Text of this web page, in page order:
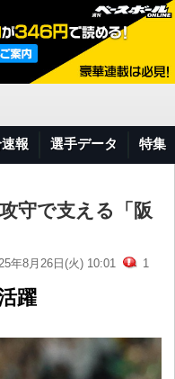
報 選手データ 特集
守で支える「阪
年8月26日(火) 10:01 1
躍